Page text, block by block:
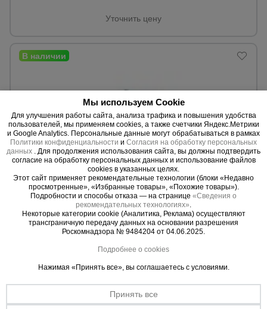
Уточнить цену
Вышка-тура Промышленник ВСП ПРОМ 1.2х2.0, 17.2 м
Высота до настила макс.:
Уточнить цену
Мы используем Cookie
Для улучшения работы сайта, анализа трафика и повышения удобства
пользователей, мы применяем cookies, а также счетчики Яндекс.Метрики
и Google Analytics. Персональные данные могут обрабатываться в рамках
Политики конфиденциальности и Согласия на обработку персональных
данных . Для продолжения использования сайта, вы должны подтвердить
согласие на обработку персональных данных и использование файлов
cookies в указанных целях.
Этот сайт применяет рекомендательные технологии (блоки «Недавно
просмотренные», «Избранные товары», «Похожие товары»).
Подробности и способы отказа — на странице «Сведения о
рекомендательных технологиях».
Некоторые категории cookie (Аналитика, Реклама) осуществляют
трансграничную передачу данных на основании разрешения
Роскомнадзора № 9484204 от 04.06.2025.
Подробнее о cookies
Нажимая «Принять все», вы соглашаетесь с условиями.
Принять все